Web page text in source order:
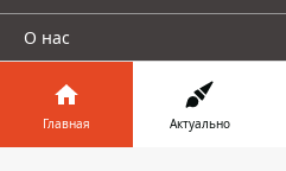
О нас
Главная Актуально